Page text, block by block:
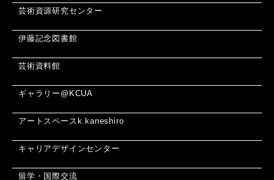
芸術資源研究センター
伊藤記念図書館
芸術資料館
ギャラリー@KCUA
アートスペースk.kaneshiro
キャリアデザインセンター
留学・国際交流